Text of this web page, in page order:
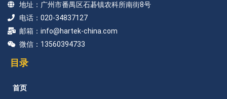
地址：广州市番禺区石碁镇农科所南街8号
电话：020-34837127
邮箱：info@hartek-china.com
微信：13560394733
目录
首页